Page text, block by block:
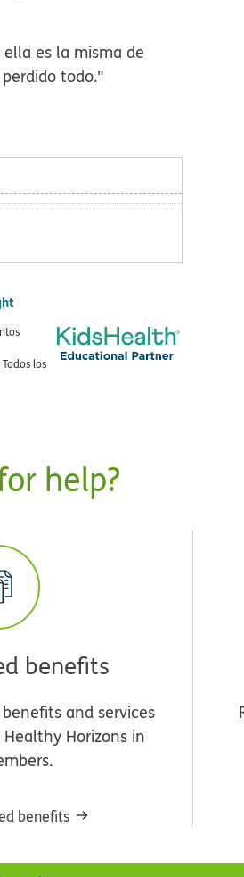
es la misma de
todo."
los
help?
benefits
and services
Horizons in
benefits